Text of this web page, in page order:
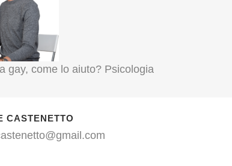
gay, come lo aiuto? Psicologia
CASTENETTO